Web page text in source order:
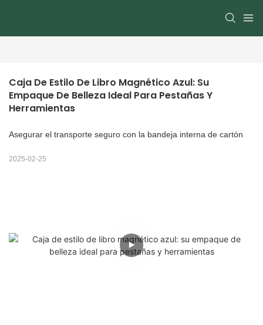
Caja De Estilo De Libro Magnético Azul: Su
Empaque De Belleza Ideal Para Pestañas Y
Herramientas
Asegurar el transporte seguro con la bandeja interna de cartón
2025-02-25